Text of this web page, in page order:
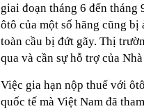
giai đoạn tháng 6 đến tháng
ôtô của một số hãng cũng
toàn cầu bị đứt gãy. Thị
qua và cần sự hỗ trợ của
Việc gia hạn nộp thuế với
quốc tế mà Việt Nam đã